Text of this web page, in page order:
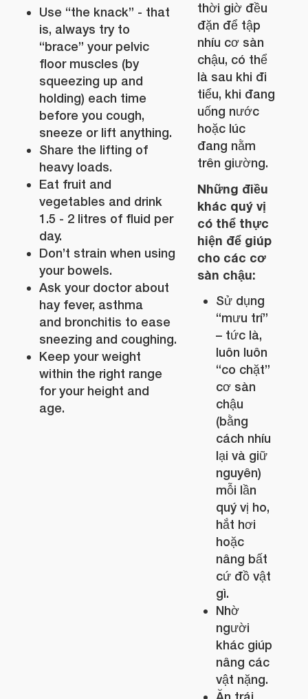
Use “the knack” - that
is, always try to
“brace” your pelvic
floor muscles (by
squeezing up and
holding) each time
before you cough,
sneeze or lift anything.
Share the lifting of
heavy loads.
Eat fruit and
vegetables and drink
1.5 - 2 litres of fluid per
day.
Don’t strain when using
your bowels.
Ask your doctor about
hay fever, asthma
and bronchitis to ease
sneezing and coughing.
Keep your weight
within the right range
for your height and
age.
thời giờ đều
đặn để tập
nhíu cơ sàn
chậu, có thể
là sau khi đi
tiểu, khi đang
uống nước
hoặc lúc
đang nằm
trên giường.
Những điều
khác quý vị
có thể thực
hiện để giúp
cho các cơ
sàn chậu:
Sử dụng
“mưu trí”
– tức là,
luôn luôn
“co chặt”
cơ sàn
chậu
(bằng
cách nhíu
lại và giữ
nguyên)
mỗi lần
quý vị ho,
hắt hơi
hoặc
nâng bất
cứ đồ vật
gì.
Nhờ
người
khác giúp
nâng các
vật nặng.